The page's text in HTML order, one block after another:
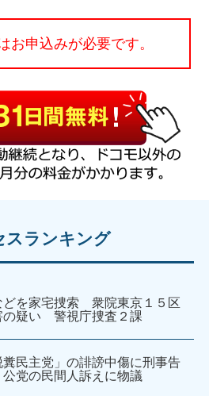
お申込みが必要です。
スランキング
どを家宅捜索 衆院東京１５区
の疑い 警視庁捜査２課
民主党」の誹謗中傷に刑事告
党の民間人訴えに物議